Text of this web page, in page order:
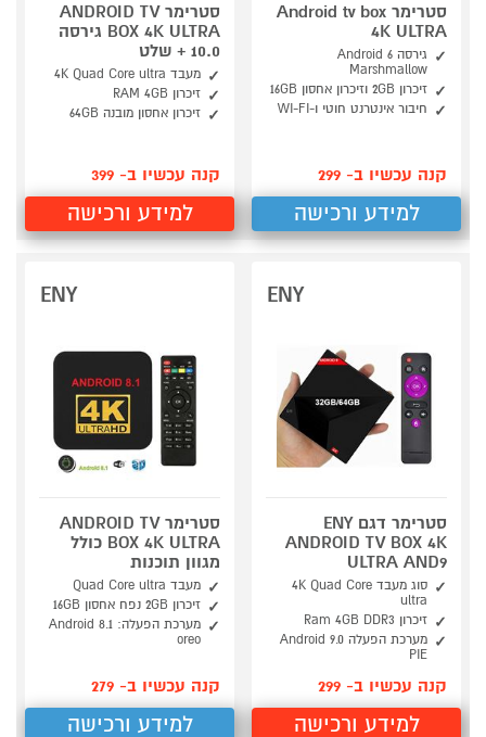
סטרימר Android tv box
4K ULTRA
גירסה 6 Android
Marshmallow
זיכרון 2GB וזיכרון אחסון 16GB
חיבור אינטרנט חוטי ו-WI-FI
קנה עכשיו ב- 299
למידע ורכישה
סטרימר ANDROID TV
BOX 4K ULTRA גירסה
10.0 + שלט
מעבד 4K Quad Core ultra
זיכרון RAM 4GB
זיכרון אחסון מובנה 64GB
קנה עכשיו ב- 399
למידע ורכישה
ENY
סטרימר דגם ENY
ANDROID TV BOX 4K
ULTRA AND9
סוג מעבד 4K Quad Core
ultra
זיכרון Ram 4GB DDR3
מערכת הפעלה Android 9.0
PIE
קנה עכשיו ב- 299
למידע ורכישה
ENY
סטרימר ANDROID TV
BOX 4K ULTRA כולל
מגוון תוכנות
מעבד Quad Core ultra
זיכרון 2GB נפח אחסון 16GB
מערכת הפעלה: Android 8.1
oreo
קנה עכשיו ב- 279
למידע ורכישה